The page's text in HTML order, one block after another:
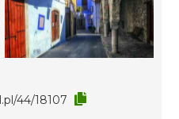
44/18107